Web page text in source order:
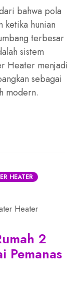
bahwa pola
ketika hunian
terbesar
sistem
Heater menjadi
sebagai
modern.
HEATER
Heater
2
Pemanas